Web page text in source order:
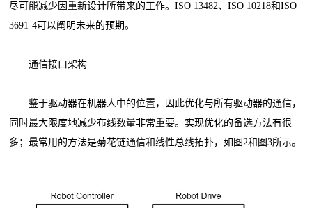
尽可能减少因重新设计所带来的工作。ISO 13482、ISO 10218和ISO
3691-4可以阐明未来的预期。
通信接口架构
鉴于驱动器在机器人中的位置，因此优化与所有驱动器的通信，
同时最大限度地减少布线数量非常重要。实现优化的备选方法有很
多；最常用的方法是菊花链通信和线性总线拓扑，如图2和图3所示。